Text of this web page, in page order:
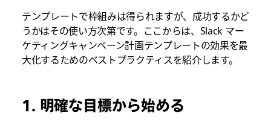
テンプレートで枠組みは得られますが、成功するかど
うかはその使い方次第です。ここからは、Slack マー
ケティングキャンペーン計画テンプレートの効果を最
大化するためのベストプラクティスを紹介します。
1. 明確な目標から始める